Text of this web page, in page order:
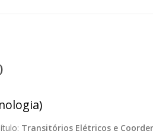
Transitórios Elétricos e